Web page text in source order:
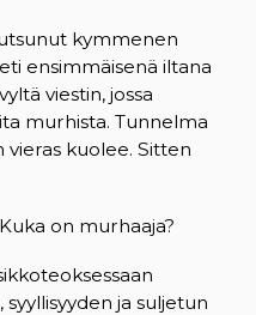
kymmenen
ensimmäisenä iltana
viestin, jossa
murhista. Tunnelma
vieras kuolee. Sitten
on murhaaja?
ja suljetun